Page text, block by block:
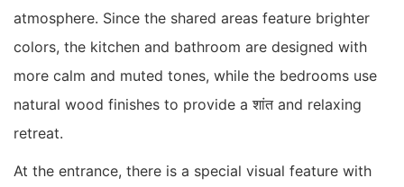
atmosphere. Since the shared areas feature brighter
colors, the kitchen and bathroom are designed with
more calm and muted tones, while the bedrooms use
natural wood finishes to provide a शांत and relaxing
retreat.
At the entrance, there is a special visual feature with